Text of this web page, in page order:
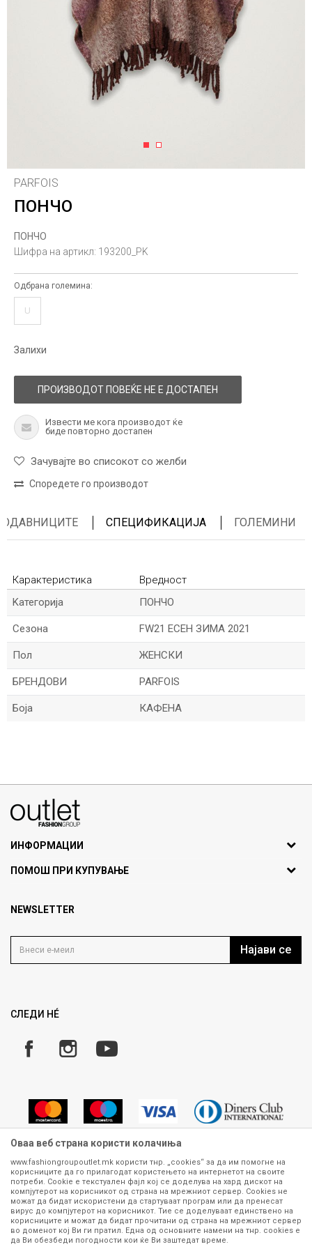
1 2
PARFOIS
ПОНЧО
ПОНЧО
Шифра на артикл: 193200_PK
Одбрана големина:
U
Залихи
ПРОИЗВОДОТ ПОВЕЌЕ НЕ Е ДОСТАПЕН
Извести ме кога производот ќе
биде повторно достапен
Зачувајте во списокот со желби
Споредете го производот
СПЕЦИФИКАЦИЈА ГОЛЕМИНИ
Карактеристика
Вредност
Kатегорија
ПОНЧО
Сезона FW21 ЕСЕН ЗИМА 2021
Пол ЖЕНСКИ
БРЕНДОВИ PARFOIS
Боја КАФЕНА
Е-меил
Порака
ИНФОРМАЦИИ
За нас
Продавница
Кариера
ПОМОШ ПРИ КУПУВАЊЕ
Политика на приватност
Како да купите
Замена и рефундација на производи
Плаќање
NEWSLETTER
Најави се
СЛЕДИ НÉ
Сите информации околу производите кои се изложени на нашата
онлајн продавница се стремиме да бидат конкретни, точни и прецизни,
меѓутоа не можеме да гарантираме дека се без ниту една грешка или
пак дека сите производи во моментот се достапни на залиха.
Фотографиите се најверодостојниот приказ на производот. Доколку
дојде до потреба за замена на производ или рефундација, процедурата
Оваа веб страна користи колачиња
www.fashiongroupoutlet.mk користи тнр. „cookies“ за да им помогне на
корисниците да го прилагодат користењето на интернетот на своите
потреби. Cookie е текстуален фајл кој се доделува на хард дискот на
компјутерот на корисникот од страна на мрежниот сервер. Cookies не
можат да бидат искористени да стартуваат програм или да пренесат
вирус до компјутерот на корисникот. Тие се доделуваат единствено на
корисниците и можат да бидат прочитани од страна на мрежниот сервер
во доменот кој Ви ги пратил. Една од основните намени на тнр. сookies е
да Ви обезбеди погодности кои ќе Ви заштедат време.